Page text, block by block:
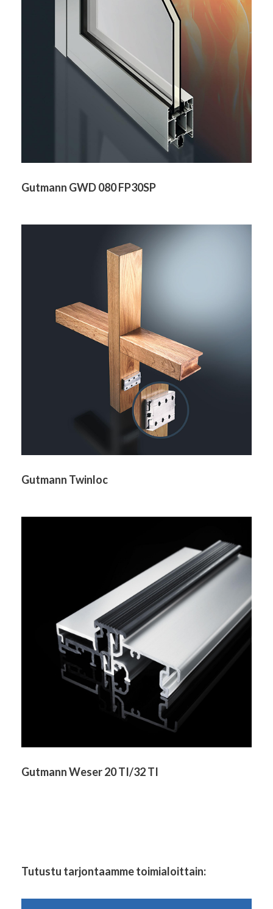
Gutmann GWD 080 FP30SP
Gutmann Twinloc
Gutmann Weser 20 TI/32 TI
Tutustu tarjontaamme toimialoittain: